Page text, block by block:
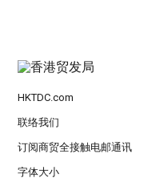
HKTDC.com
联络我们
订阅商贸全接触电邮通讯
字体大小